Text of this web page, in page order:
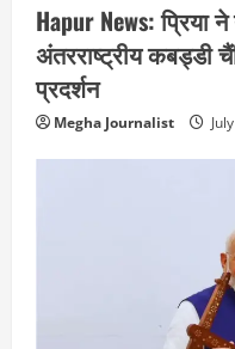
Hapur News: प्रिया
अंतरराष्ट्रीय कबड्डी
प्रदर्शन
Megha Journalist